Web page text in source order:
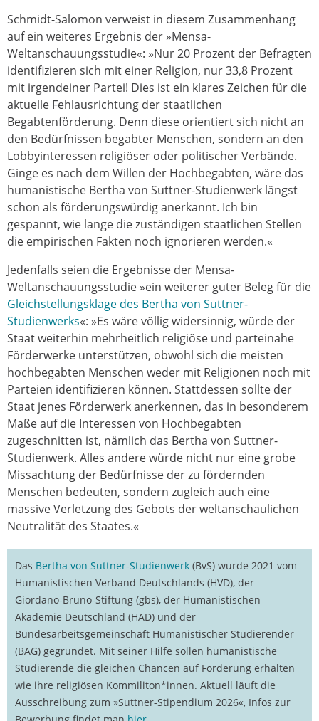
Schmidt-Salomon verweist in diesem Zusammenhang
auf ein weiteres Ergebnis der »Mensa-
Weltanschauungsstudie«: »Nur 20 Prozent der Befragten
identifizieren sich mit einer Religion, nur 33,8 Prozent
mit irgendeiner Partei! Dies ist ein klares Zeichen für die
aktuelle Fehlausrichtung der staatlichen
Begabtenförderung. Denn diese orientiert sich nicht an
den Bedürfnissen begabter Menschen, sondern an den
Lobbyinteressen religiöser oder politischer Verbände.
Ginge es nach dem Willen der Hochbegabten, wäre das
humanistische Bertha von Suttner-Studienwerk längst
schon als förderungswürdig anerkannt. Ich bin
gespannt, wie lange die zuständigen staatlichen Stellen
die empirischen Fakten noch ignorieren werden.«
Jedenfalls seien die Ergebnisse der Mensa-
Weltanschauungsstudie »ein weiterer guter Beleg für die
Gleichstellungsklage des Bertha von Suttner-
Studienwerks«: »Es wäre völlig widersinnig, würde der
Staat weiterhin mehrheitlich religiöse und parteinahe
Förderwerke unterstützen, obwohl sich die meisten
hochbegabten Menschen weder mit Religionen noch mit
Parteien identifizieren können. Stattdessen sollte der
Staat jenes Förderwerk anerkennen, das in besonderem
Maße auf die Interessen von Hochbegabten
zugeschnitten ist, nämlich das Bertha von Suttner-
Studienwerk. Alles andere würde nicht nur eine grobe
Missachtung der Bedürfnisse der zu fördernden
Menschen bedeuten, sondern zugleich auch eine
massive Verletzung des Gebots der weltanschaulichen
Neutralität des Staates.«
Das Bertha von Suttner-Studienwerk(BvS) wurde 2021 vom
Humanistischen Verband Deutschlands (HVD), der
Giordano-Bruno-Stiftung (gbs), der Humanistischen
Akademie Deutschland (HAD) und der
Bundesarbeitsgemeinschaft Humanistischer Studierender
(BAG) gegründet. Mit seiner Hilfe sollen humanistische
Studierende die gleichen Chancen auf Förderung erhalten
wie ihre religiösen Kommiliton*innen. Aktuell läuft die
Ausschreibung zum »Suttner-Stipendium 2026«, Infos zur